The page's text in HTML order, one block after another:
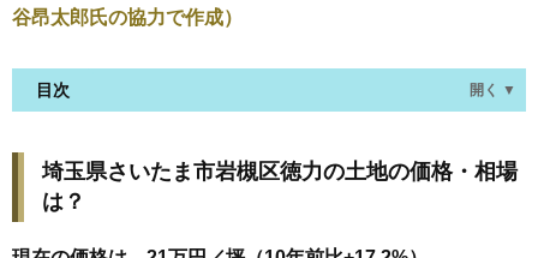
谷昂太郎氏の協力で作成）
目次 開く ▼
は？
価格を詳細に分析しよう
埼玉県さいたま市岩槻区徳力の土地の価格・相場
は？